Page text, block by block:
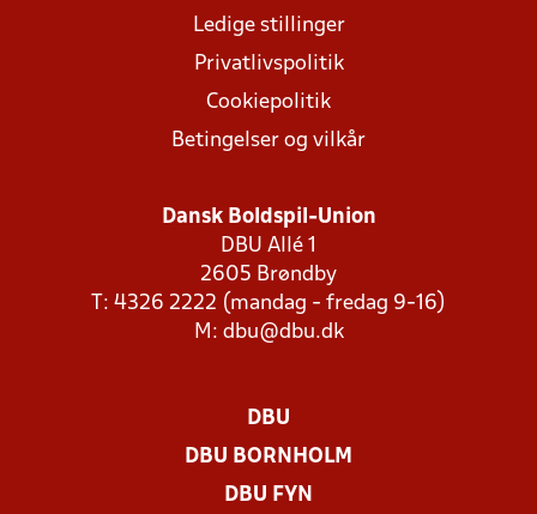
Ledige stillinger
Privatlivspolitik
Cookiepolitik
Betingelser og vilkår
Dansk Boldspil-Union
DBU Allé 1
2605 Brøndby
T: 4326 2222 (mandag - fredag 9-16)
M: dbu@dbu.dk
DBU
DBU BORNHOLM
DBU FYN